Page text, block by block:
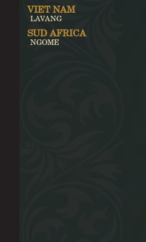
VIET NAM
LAVANG
SUD AFRICA
NGOME